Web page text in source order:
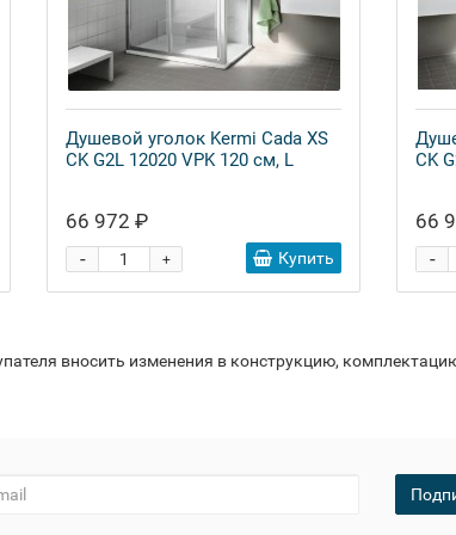
Душевой уголок Kermi Cada XS
CK G2L 12020 VPK 120 см, L
66 972 ₽
+
- Купить
CK
66
-
вносить изменения в конструкцию,